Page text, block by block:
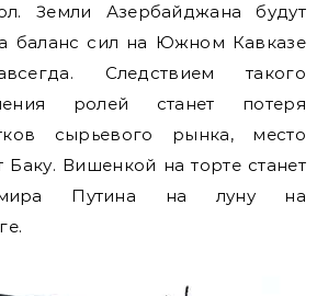
Земли Азербайджана будут
баланс сил на Южном Кавказе
Следствием такого
ролей станет потеря
сырьевого рынка, место
Баку. Вишенкой на торте станет
Путина на луну на